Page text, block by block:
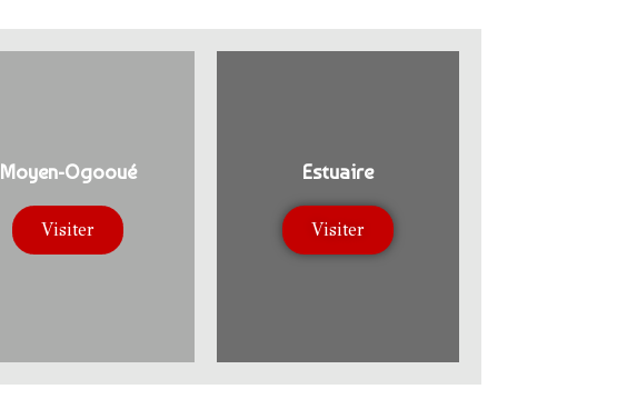
Moyen-Ogooué
Visiter
Estuaire
Visiter